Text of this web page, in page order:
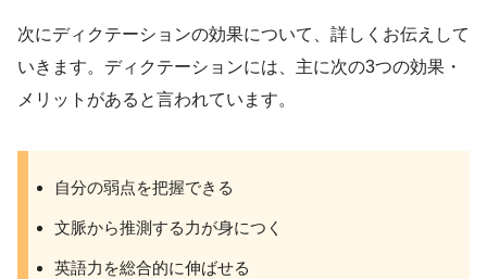
次にディクテーションの効果について、詳しくお伝えして
いきます。ディクテーションには、主に次の3つの効果・
メリットがあると言われています。
自分の弱点を把握できる
文脈から推測する力が身につく
英語力を総合的に伸ばせる